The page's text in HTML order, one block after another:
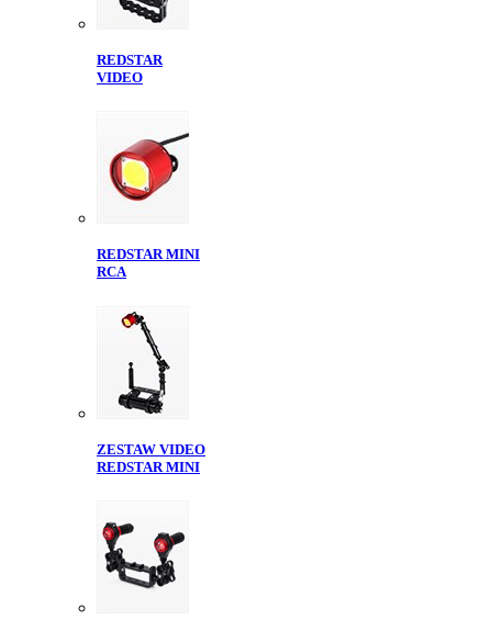
REDSTAR
VIDEO
REDSTAR MINI
RCA
ZESTAW VIDEO
REDSTAR MINI